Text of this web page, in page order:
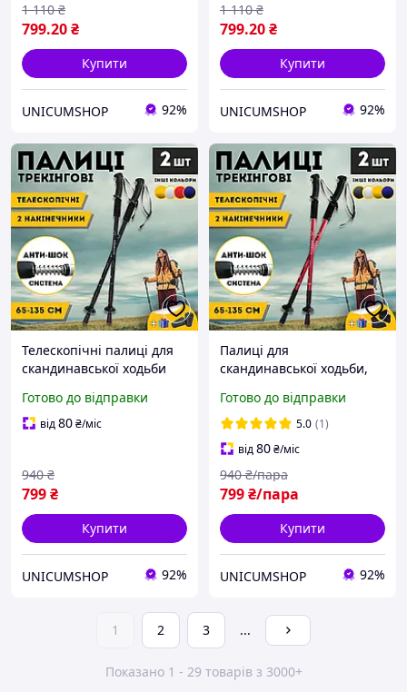
799.20₴
1 110 ₴
Купити
UNICUMSHOP 92%
799.20₴
1 110 ₴
Купити
UNICUMSHOP 92%
Телескопічні палиці для
скандинавської ходьби
скандинавські 2 шт
ENERGIA Чорний (3924-1)
Готово до відправки
від80₴/міс
799₴
940 ₴
Купити
UNICUMSHOP 92%
Палиці для
скандинавської ходьби,
походу, Туристичні палиці
Hechpro червоні 3924-1
Готово до відправки
5.0 (1)
від80₴/міс
799₴/пара
940 ₴/пара
Купити
UNICUMSHOP 92%
1 2 3 ...
Показано 1 - 29 товарів з 3000+